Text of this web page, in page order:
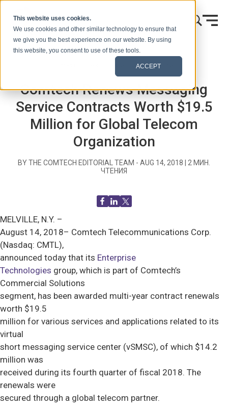
This website uses cookies.
We use cookies and other similar technology to ensure that
we give you the best experience on our website. By using
this website, you consent to use of these tools.
ACCEPT
Пресс-релизы
Comtech Renews Messaging
Service Contracts Worth $19.5
Million for Global Telecom
Organization
BY THE COMTECH EDITORIAL TEAM - AUG 14, 2018 2 МИН.
ЧТЕНИЯ
MELVILLE, N.Y. –
August 14, 2018– Comtech Telecommunications Corp.
(Nasdaq: CMTL),
announced today that its Enterprise
Technologies group, which is part of Comtech’s
Commercial Solutions
segment, has been awarded multi-year contract renewals
worth $19.5
million for various services and applications related to its
virtual
short messaging service center (vSMSC), of which $14.2
million was
received during its fourth quarter of fiscal 2018. The
renewals were
secured through a global telecom partner.